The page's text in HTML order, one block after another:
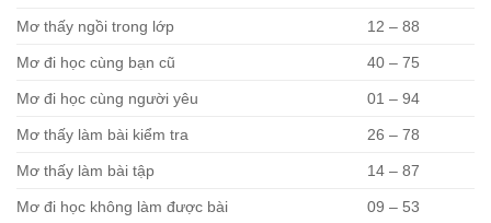
Mơ thấy ngồi trong lớp 12 – 88
Mơ đi học cùng bạn cũ 40 – 75
Mơ đi học cùng người yêu 01 – 94
Mơ thấy làm bài kiểm tra 26 – 78
Mơ thấy làm bài tập 14 – 87
Mơ đi học không làm được bài 09 – 53